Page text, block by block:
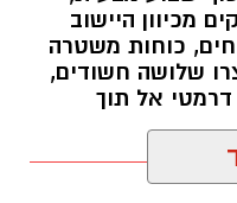
מכיוון היישוב
כוחות משטרה
שלושה חשודים,
אל תוך